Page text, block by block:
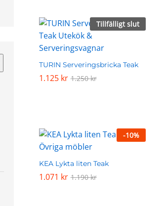
Tillfälligt slut
TURIN Serveringsbricka Teak
1.125 kr 1.250kr
1.125 kr 1.250kr
-10%
KEA Lykta liten Teak
1.071 kr 1.190kr
1.071 kr 1.190kr